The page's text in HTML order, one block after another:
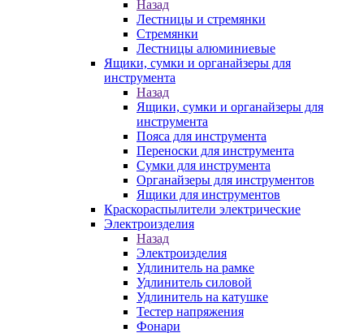
Назад
Лестницы и стремянки
Стремянки
Лестницы алюминиевые
Ящики, сумки и органайзеры для
инструмента
Назад
Ящики, сумки и органайзеры для
инструмента
Пояса для инструмента
Переноски для инструмента
Сумки для инструмента
Органайзеры для инструментов
Ящики для инструментов
Краскораспылители электрические
Электроизделия
Назад
Электроизделия
Удлинитель на рамке
Удлинитель силовой
Удлинитель на катушке
Тестер напряжения
Фонари